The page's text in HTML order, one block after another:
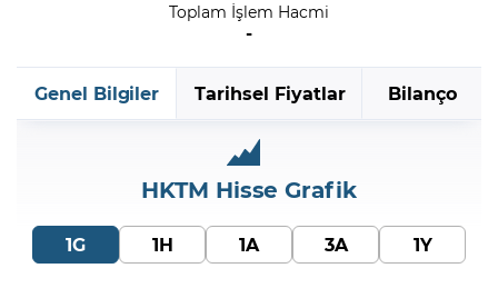
Toplam İşlem Hacmi
-
Genel Bilgiler Tarihsel Fiyatlar Bilanço
HKTM Hisse Grafik
1G 1H 1A 3A 1Y